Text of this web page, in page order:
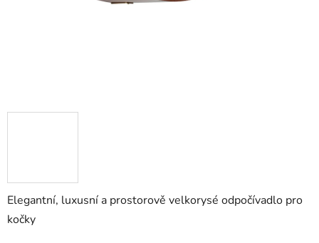
Elegantní, luxusní a prostorově velkorysé odpočívadlo pro
kočky